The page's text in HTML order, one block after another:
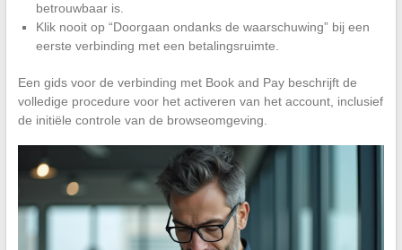
betrouwbaar is.
Klik nooit op “Doorgaan ondanks de waarschuwing” bij een
eerste verbinding met een betalingsruimte.
Een gids voor de verbinding met Book and Pay beschrijft de
volledige procedure voor het activeren van het account, inclusief
de initiële controle van de browseomgeving.